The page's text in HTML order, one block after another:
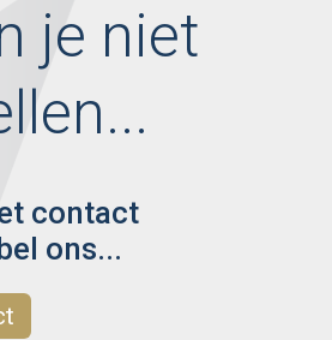
je niet
contact
ons...